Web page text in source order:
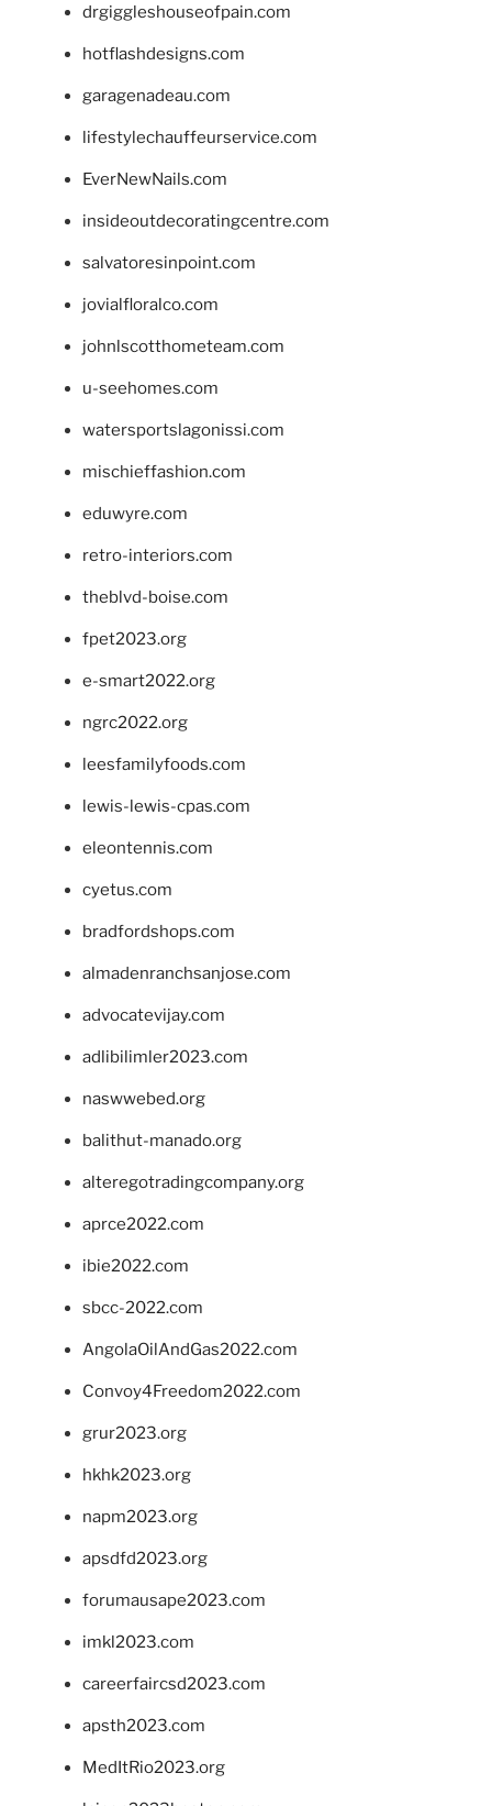
drgiggleshouseofpain.com
hotflashdesigns.com
garagenadeau.com
lifestylechauffeurservice.com
EverNewNails.com
insideoutdecoratingcentre.com
salvatoresinpoint.com
jovialfloralco.com
johnlscotthometeam.com
u-seehomes.com
watersportslagonissi.com
mischieffashion.com
eduwyre.com
retro-interiors.com
theblvd-boise.com
fpet2023.org
e-smart2022.org
ngrc2022.org
leesfamilyfoods.com
lewis-lewis-cpas.com
eleontennis.com
cyetus.com
bradfordshops.com
almadenranchsanjose.com
advocatevijay.com
adlibilimler2023.com
naswwebed.org
balithut-manado.org
alteregotradingcompany.org
aprce2022.com
ibie2022.com
sbcc-2022.com
AngolaOilAndGas2022.com
Convoy4Freedom2022.com
grur2023.org
hkhk2023.org
napm2023.org
apsdfd2023.org
forumausape2023.com
imkl2023.com
careerfaircsd2023.com
apsth2023.com
MedItRio2023.org